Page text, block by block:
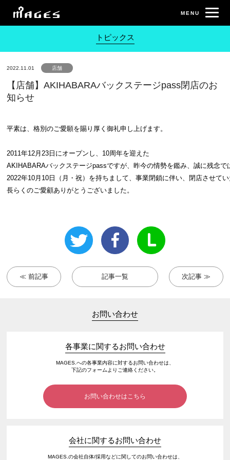
トピックス
2022.11.01 店舗
【店舗】AKIHABARAバックステージpass閉店のお
知らせ
平素は、格別のご愛願を賜り厚く御礼申し上げます。
2011年12月23日にオープンし、10周年を迎えた
AKIHABARAバックステージpassですが、昨今の情勢を鑑み、誠に残念で
2022年10月10日（月・祝）を持ちまして、事業閉鎖に伴い、閉店させて
長らくのご愛顧ありがとうございました。
≪ 前記事 記事一覧 次記事 ≫
お問い合わせ
各事業に関するお問い合わせ
MAGES.への各事業内容に対するお問い合わせは、
下記のフォームよりご連絡ください。
お問い合わせはこちら
会社に関するお問い合わせ
MAGES.の会社自体/採用などに関してのお問い合わせは、